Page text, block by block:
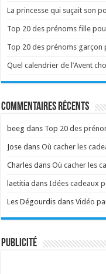
La princesse qui suçait son
Top 20 des prénoms fille
Top 20 des prénoms garçon
Quel calendrier de l’Avent
Commentaires récents
beeg dans Top 20 des
Jose dansOù cacher les
Charles dansOù cacher les
laetitia dansIdées cadeaux
Les Dégourdis dansVidéo
Publicité